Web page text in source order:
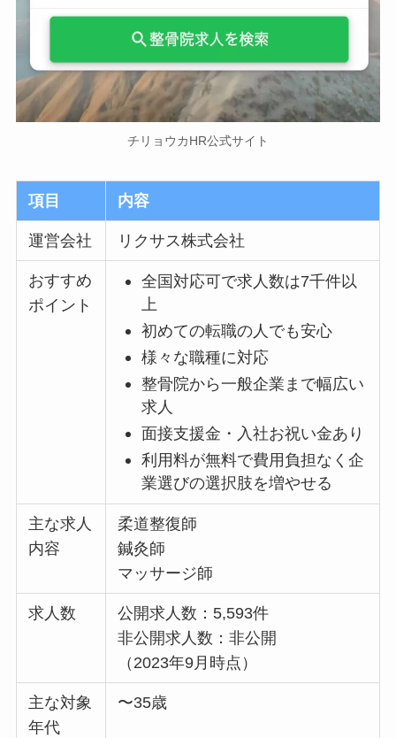
チリョウカHR公式サイト
項目 内容
運営会社 リクサス株式会社
おすすめ
ポイント
全国対応可で求人数は7千件以
上
初めての転職の人でも安心
様々な職種に対応
整骨院から一般企業まで幅広い
求人
面接支援金・入社お祝い金あり
利用料が無料で費用負担なく企
業選びの選択肢を増やせる
主な求人
内容
柔道整復師
鍼灸師
マッサージ師
求人数
公開求人数：5,593件
非公開求人数：非公開
（2023年9月時点）
主な対象
年代
〜35歳